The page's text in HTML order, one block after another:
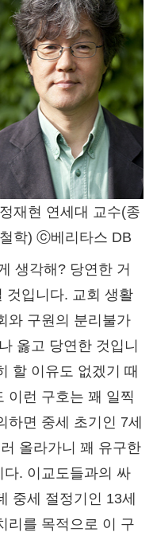
재현 연세대 교수(종
학) ⓒ베리타스 DB
생각해? 당연한 거
것입니다. 교회 생활
와 구원의 분리불가
옳고 당연한 것입니
할 이유도 없겠기 때
이런 구호는 꽤 일찍
하면 중세 초기인 7세
올라가니 꽤 유구한
. 이교도들과의 싸
중세 절정기인 13세
리를 목적으로 이 구